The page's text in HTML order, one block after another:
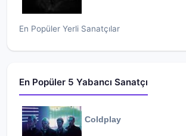
En Popüler Yerli Sanatçılar
En Popüler 5 Yabancı Sanatçı
Coldplay